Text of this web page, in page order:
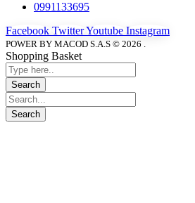
0991133695
Facebook TwitterYoutube Instagram
POWER BY MACOD S.A.S © 2026 .
Shopping Basket